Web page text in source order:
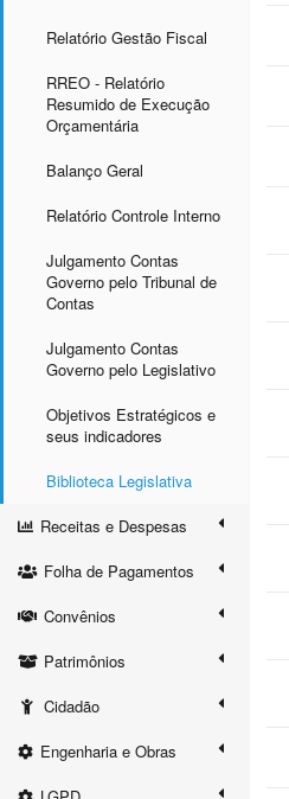
Relatório Gestão Fiscal
RREO - Relatório
Resumido de Execução
Orçamentária
Balanço Geral
Relatório Controle Interno
Julgamento Contas
Governo pelo Tribunal de
Contas
Julgamento Contas
Governo pelo Legislativo
Objetivos Estratégicos e
seus indicadores
Biblioteca Legislativa
Receitas e Despesas
Folha de Pagamentos
Convênios
Patrimônios
Cidadão
Engenharia e Obras